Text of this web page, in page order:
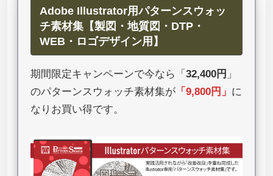
Adobe Illustrator用パターンスウォッ
チ素材集【製図・地質図・DTP・
WEB・ロゴデザイン用】
期間限定キャンペーンで今なら「 32,400円 」
のパターンスウォッチ素材集が 「 9,800円 」 に
なりお買い得です。